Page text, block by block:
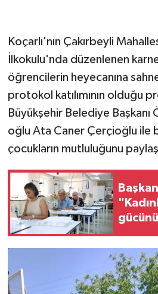
Koçarlı'nın Çakırbeyli
İlkokulu'nda düzenlenen
öğrencilerin heyecanına
protokol katılımının olduğu
Büyükşehir Belediye
oğlu Ata Caner Çerçioğlu ile
çocukların mutluluğunu